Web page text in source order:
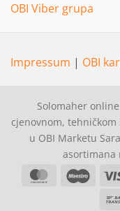
OBI Viber grupa
Impressum | OBI
Solomaher
cjenovnom,
u OBI Marketu
asortimana
MasterCard